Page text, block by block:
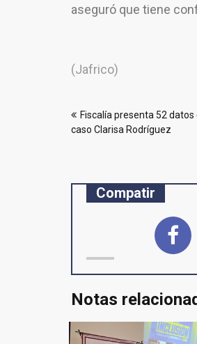
aseguró que tiene
(Jafrico)
deFiscalía presenta 52
caso Clarisa Rodríguez
Compatir
Notas